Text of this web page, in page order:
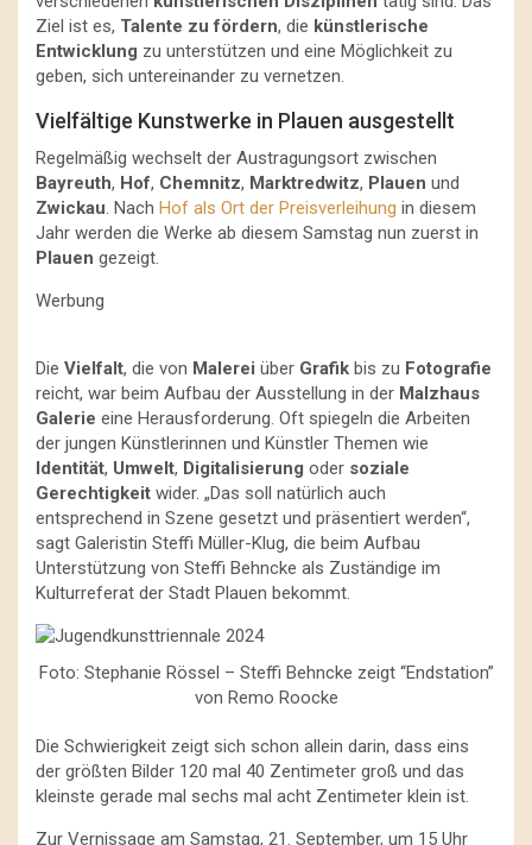
Ziel ist es, Talente zu fördern, die künstlerische
Entwicklung zu unterstützen und eine Möglichkeit zu
geben, sich untereinander zu vernetzen.
Vielfältige Kunstwerke in Plauen ausgestellt
Regelmäßig wechselt der Austragungsort zwischen
Bayreuth, Hof, Chemnitz, Marktredwitz, Plauen und
Zwickau. Nach Hof als Ort der Preisverleihung in diesem
Jahr werden die Werke ab diesem Samstag nun zuerst in
Plauen gezeigt.
Werbung
Die Vielfalt, die von Malerei über Grafik bis zu Fotografie
reicht, war beim Aufbau der Ausstellung in der Malzhaus
Galerie eine Herausforderung. Oft spiegeln die Arbeiten
der jungen Künstlerinnen und Künstler Themen wie
Identität, Umwelt, Digitalisierung oder soziale
Gerechtigkeit wider. „Das soll natürlich auch
entsprechend in Szene gesetzt und präsentiert werden“,
sagt Galeristin Steffi Müller-Klug, die beim Aufbau
Unterstützung von Steffi Behncke als Zuständige im
Kulturreferat der Stadt Plauen bekommt.
Foto: Stephanie Rössel – Steffi Behncke zeigt “Endstation”
von Remo Roocke
Die Schwierigkeit zeigt sich schon allein darin, dass eins
der größten Bilder 120 mal 40 Zentimeter groß und das
kleinste gerade mal sechs mal acht Zentimeter klein ist.
Zur Vernissage am Samstag, 21. September, um 15 Uhr